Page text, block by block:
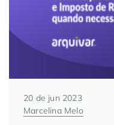
20 de jun 2023
Marcelina Melo